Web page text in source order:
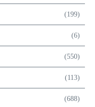
(199)
(6)
(550)
(113)
(688)